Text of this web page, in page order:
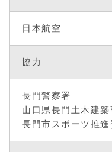
日本航空
協力
長門警察署
山口県長門土木建築
長門市スポーツ推進